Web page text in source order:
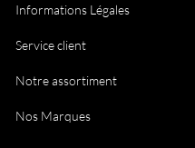
Informations Légales
Service client
Notre assortiment
Nos Marques